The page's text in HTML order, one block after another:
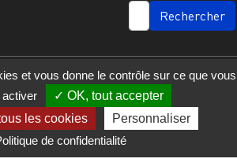
SEARCH
6590 - Espaces et Sociétés
et vous donne le contrôle sur ce que vous
OK, tout accepter
les cookies
Personnaliser
de confidentialité